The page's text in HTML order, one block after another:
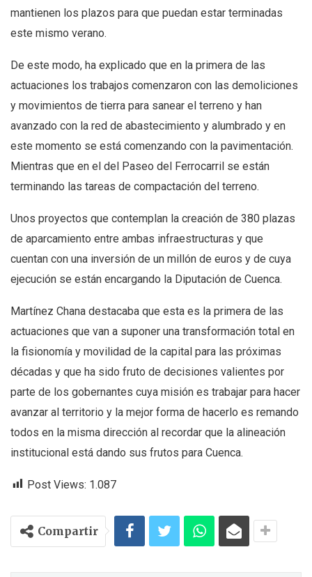
mantienen los plazos para que puedan estar terminadas
este mismo verano.
De este modo, ha explicado que en la primera de las
actuaciones los trabajos comenzaron con las demoliciones
y movimientos de tierra para sanear el terreno y han
avanzado con la red de abastecimiento y alumbrado y en
este momento se está comenzando con la pavimentación.
Mientras que en el del Paseo del Ferrocarril se están
terminando las tareas de compactación del terreno.
Unos proyectos que contemplan la creación de 380 plazas
de aparcamiento entre ambas infraestructuras y que
cuentan con una inversión de un millón de euros y de cuya
ejecución se están encargando la Diputación de Cuenca.
Martínez Chana destacaba que esta es la primera de las
actuaciones que van a suponer una transformación total en
la fisionomía y movilidad de la capital para las próximas
décadas y que ha sido fruto de decisiones valientes por
parte de los gobernantes cuya misión es trabajar para hacer
avanzar al territorio y la mejor forma de hacerlo es remando
todos en la misma dirección al recordar que la alineación
institucional está dando sus frutos para Cuenca.
Post Views: 1.087
Compartir